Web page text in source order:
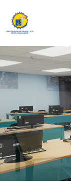
Communities &
All of DSpace